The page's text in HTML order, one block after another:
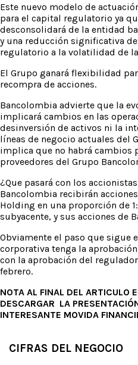
Este nuevo modelo de
para el capital regulatorio ya
desconsolidará de la entidad
y una reducción significativa
regulatorio a la volatilidad de
El Grupo ganará flexibilidad
recompra de acciones.
Bancolombia advierte que la
implicará cambios en las
desinversión de activos ni la
líneas de negocio actuales del
implica que no habrá cambios
proveedores del Grupo
¿Que pasará con los
Bancolombia recibirán
Holding en una proporción de
subyacente, y sus acciones de
Obviamente el paso que sigue
corporativa tenga la
con la aprobación del
febrero.
NOTA AL FINAL DEL ARTICULO
DESCARGAR LA
INTERESANTE MOVIDA
CIFRAS DEL NEGOCIO